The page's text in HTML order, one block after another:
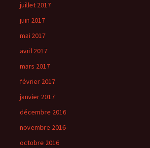
juillet 2017
juin 2017
mai 2017
avril 2017
mars 2017
février 2017
janvier 2017
décembre 2016
novembre 2016
octobre 2016